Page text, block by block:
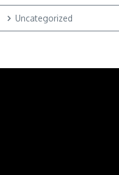
Uncategorized